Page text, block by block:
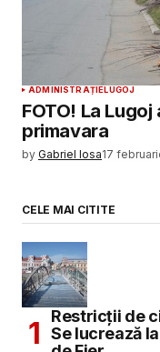
ADMINISTRAȚIELUGOJ
FOTO! La
primavara
by Gabriel Iosa17
CELE MAI CITITE
Restricții de
Se lucrează